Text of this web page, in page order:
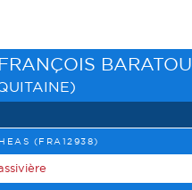
BARATOU
)
(FRA12938)